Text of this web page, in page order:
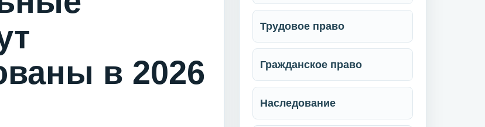
в 2026
Трудовое право
Гражданское право
Наследование